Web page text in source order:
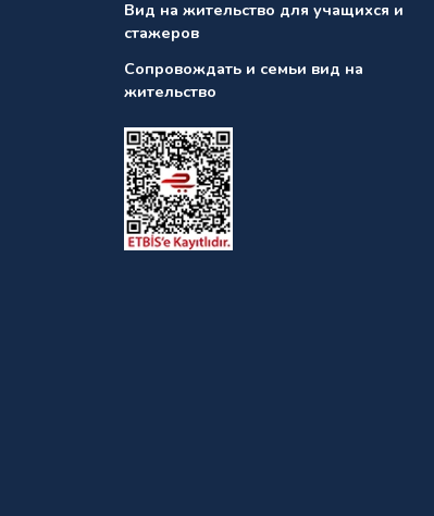
Вид на жительство для учащихся и
стажеров
Сопровождать и семьи вид на
жительство